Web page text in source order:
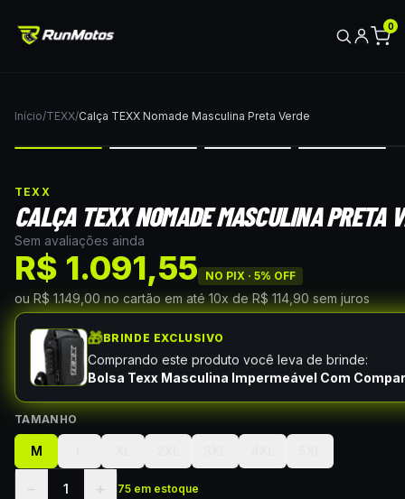
0
Início/TEXX/Calça TEXX Nomade Masculina Preta Verde
TEXX
CALÇA TEXX NOMADE MASCULINA PRETA
Sem avaliações ainda
R$ 1.091,55 NO PIX · 5% OFF
ou R$ 1.149,00 no cartão em até 10x de R$ 114,90 sem juros
🎁BRINDE EXCLUSIVO
Comprando este produto você leva de brinde:
Bolsa Texx Masculina Impermeável Com
TAMANHO
M
− 1 + 75 em estoque